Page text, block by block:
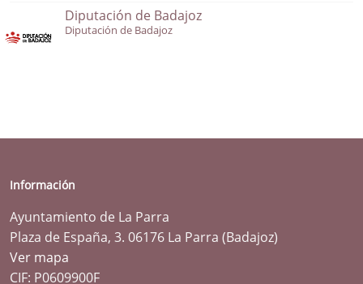
Diputación de Badajoz
Diputación de Badajoz
Información
Ayuntamiento de La Parra
Plaza de España, 3. 06176 La Parra (Badajoz)
Ver mapa
CIF: P0609900F